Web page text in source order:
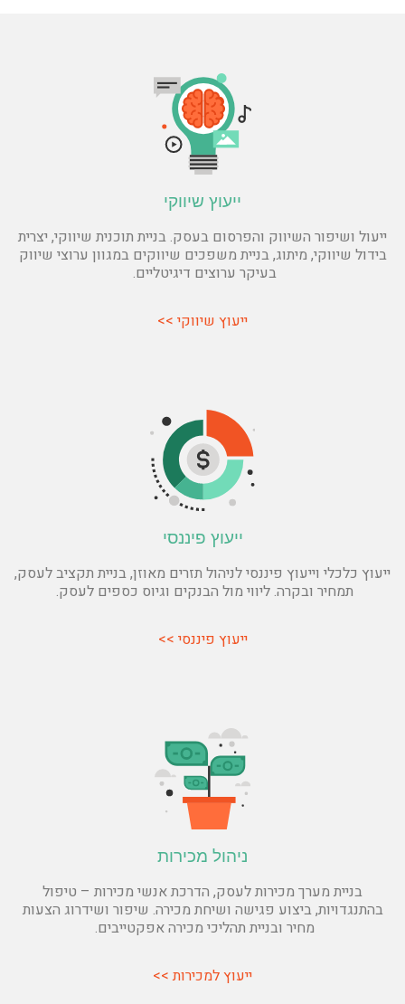
ייעוץ שיווקי
ייעול ושיפור השיווק והפרסום בעסק. בניית תוכנית שיווקי, יצרית
בידול שיווקי, מיתוג, בניית משפכים שיווקים במגוון ערוצי שיווק
בעיקר ערוצים דיגיטליים.
ייעוץ שיווקי >>
ייעוץ פיננסי
ייעוץ כלכלי וייעוץ פיננסי לניהול תזרים מאוזן, בניית תקציב לעסק,
תמחיר ובקרה. ליווי מול הבנקים וגיוס כספים לעסק.
ייעוץ פיננסי >>
ניהול מכירות
בניית מערך מכירות לעסק, הדרכת אנשי מכירות – טיפול
בהתנגדויות, ביצוע פגישה ושיחת מכירה. שיפור ושידרוג הצעות
מחיר ובניית תהליכי מכירה אפקטייבים.
ייעוץ למכירות >>